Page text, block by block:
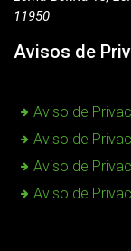
11950
Avisos de
Aviso de
Aviso de
Aviso de
Aviso de